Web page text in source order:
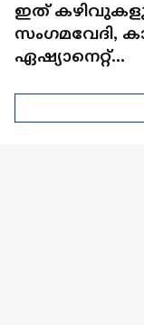
ഇത്
സംഗമവേദി,
ഏഷ്യാനെറ്റ്